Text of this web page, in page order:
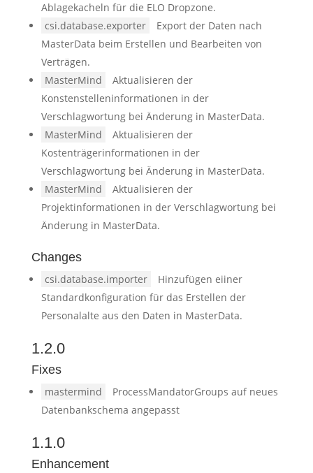
Ablagekacheln für die ELO Dropzone.
csi.database.exporter
Export der Daten nach
MasterData beim Erstellen und Bearbeiten von
Verträgen.
MasterMind
Aktualisieren der
Konstenstelleninformationen in der
Verschlagwortung bei Änderung in MasterData.
MasterMind
Aktualisieren der
Kostenträgerinformationen in der
Verschlagwortung bei Änderung in MasterData.
MasterMind
Aktualisieren der
Projektinformationen in der Verschlagwortung bei
Änderung in MasterData.
Changes
csi.database.importer
Hinzufügen eiiner
Standardkonfiguration für das Erstellen der
Personalalte aus den Daten in MasterData.
1.2.0
Fixes
mastermind
ProcessMandatorGroups auf neues
Datenbankschema angepasst
1.1.0
Enhancement